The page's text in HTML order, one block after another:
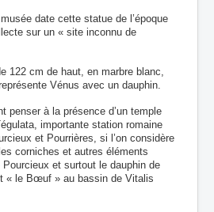
date cette statue de l’époque
sur un « site inconnu de
122 cm de haut, en marbre blanc,
Vénus avec un dauphin.
penser à la présence d’un temple
importante station romaine
et Pourrières, si l’on considère
corniches et autres éléments
et surtout le dauphin de
« le Bœuf » au bassin de Vitalis